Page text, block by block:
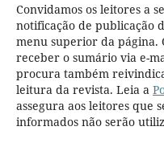
Convidamos os leitores a
notificação de publicação
menu superior da
receber o sumário via e-
procura também
leitura da revista. Leia a
assegura aos leitores que
informados não serão